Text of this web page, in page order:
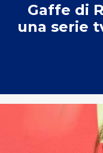
Gaffe di
una serie